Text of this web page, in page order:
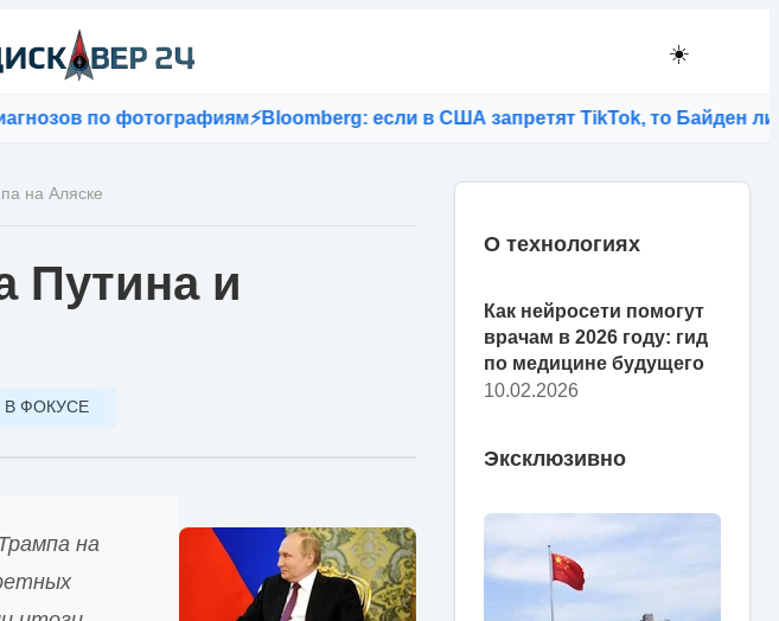
☀️
по фотографиям⚡Bloomberg: если в США запретят TikTok, то Байден лишится
на Аляске
Путина и
В ФОКУСЕ
на
О технологиях
Как нейросети помогут
врачам в 2026 году: гид
по медицине будущего
10.02.2026
Эксклюзивно